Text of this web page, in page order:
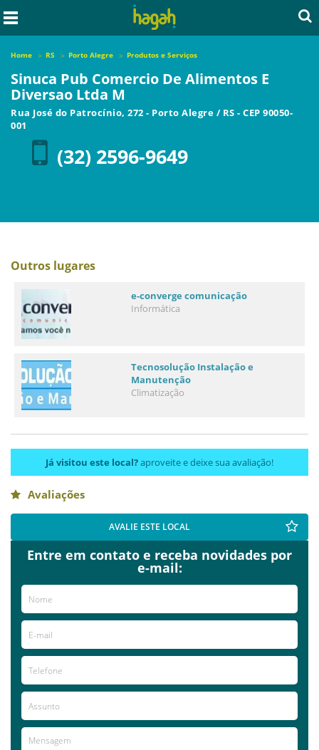
Home RS Porto Alegre Produtos e Serviços
Sinuca Pub Comercio De Alimentos E
Diversao Ltda M
Rua José do Patrocínio, 272 - Porto Alegre / RS - CEP 90050-
001
(32) 2596-9649
Outros lugares
e-converge comunicação
Informática
Tecnosolução Instalação e
Manutenção
Climatização
Já visitou este local?aproveite e deixe sua avaliação!
Avaliações
AVALIE ESTE LOCAL
Entre em contato e receba novidades por
e-mail: